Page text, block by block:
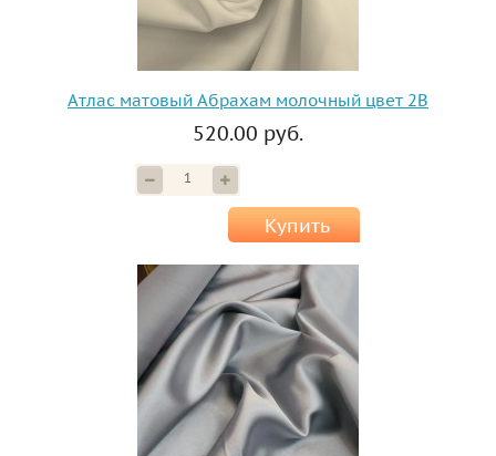
Атлас матовый Абрахам молочный цвет 2B
520.00 руб.
Купить